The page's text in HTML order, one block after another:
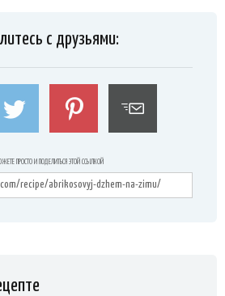
с друзьями:
ПРОСТО И ПОДЕЛИТЬСЯ ЭТОЙ ССЫЛКОЙ